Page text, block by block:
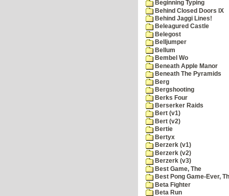
Beginning Typing
Behind Closed Doors IX
Behind Jaggi Lines!
Beleagured Castle
Belegost
Belljumper
Bellum
Bembel Wo
Beneath Apple Manor
Beneath The Pyramids
Berg
Bergshooting
Berks Four
Berserker Raids
Bert (v1)
Bert (v2)
Bertie
Bertyx
Berzerk (v1)
Berzerk (v2)
Berzerk (v3)
Best Game, The
Best Pong Game-Ever,
Beta Fighter
Beta Run